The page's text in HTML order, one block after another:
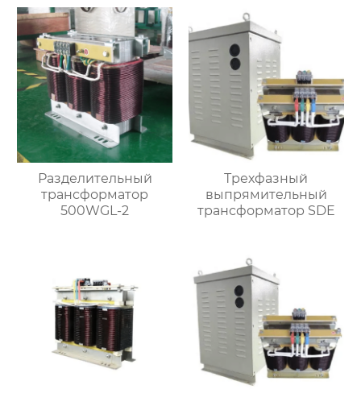
Разделительный
трансформатор
500WGL-2
Трехфазный
выпрямительный
трансформатор SDE